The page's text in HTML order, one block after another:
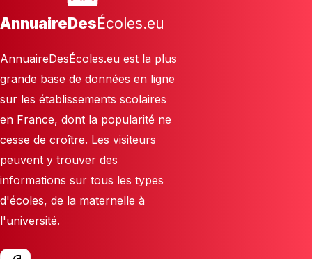
AnnuaireDesÉcoles.eu
AnnuaireDesÉcoles.eu est la plus
grande base de données en ligne
sur les établissements scolaires
en France, dont la popularité ne
cesse de croître. Les visiteurs
peuvent y trouver des
informations sur tous les types
d'écoles, de la maternelle à
l'université.